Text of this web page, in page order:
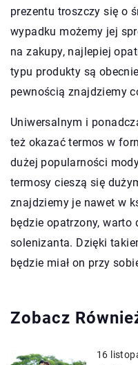
prezentu troszczy się o
wypadku możemy jej
na zakupy, najlepiej
typu produkty są
pewnością znajdziemy
Uniwersalnym i
też okazać termos w
dużej popularności
termosy cieszą się
znajdziemy je nawet w
będzie opatrzony,
solenizanta. Dzięki
będzie miał on przy
Zobacz
16